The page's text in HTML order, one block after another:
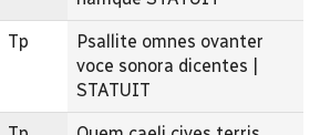
Tp
Psallite omnes ovanter
voce sonora dicentes |
STATUIT